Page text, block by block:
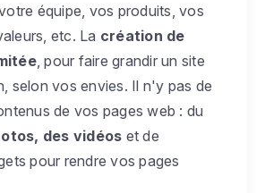
équipe, vos produits, vos
etc. La création de
, pour faire grandir un site
selon vos envies. Il n'y pas de
de vos pages web : du
des vidéos et de
pour rendre vos pages